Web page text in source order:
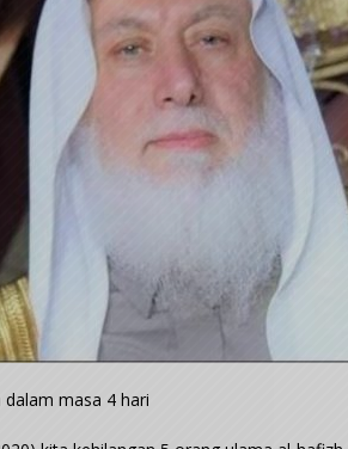
dalam masa 4 hari